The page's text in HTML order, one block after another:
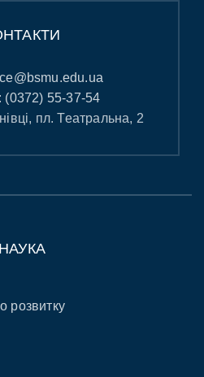
(0372) 55-37-54
пл. Театральна, 2
НАУКА
розвитку